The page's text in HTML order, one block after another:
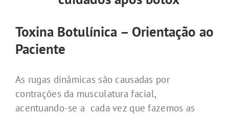
Toxina Botulínica – Orientação ao
Paciente
As rugas dinâmicas são causadas por
contrações da musculatura facial,
acentuando-se a cada vez que fazemos as